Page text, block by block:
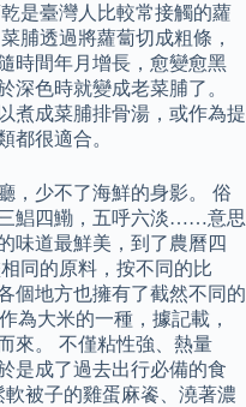
是臺灣人比較常接觸的蘿
脯透過將蘿蔔切成粗條，
時間年月增長，愈變愈黑
深色時就變成老菜脯了。
煮成菜脯排骨湯，或作為提
都很適合。
，少不了海鮮的身影。 俗
鯧四鰳，五呼六淡……意思
味道最鮮美，到了農曆四
同的原料，按不同的比
個地方也擁有了截然不同的
為大米的一種，據記載，
來。 不僅粘性強、熱量
是成了過去出行必備的食
被子的雞蛋麻餈、澆著濃